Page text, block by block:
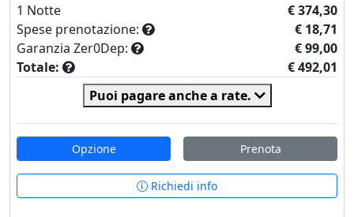
1 Notte
€ 374,30
Spese prenotazione:
€ 18,71
Garanzia Zer0Dep:
€ 99,00
Totale:
€ 492,01
Puoi pagare anche a rate.
Opzione Prenota
Richiedi info